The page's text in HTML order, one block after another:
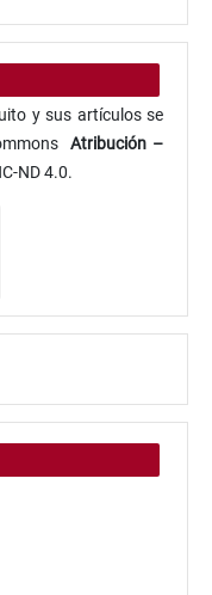
y sus artículos se
Atribución–
ND 4.0.